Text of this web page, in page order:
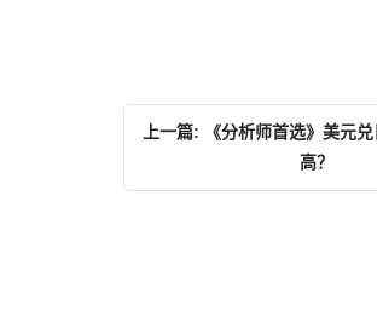
上一篇: 《分析师首选》美元
高？